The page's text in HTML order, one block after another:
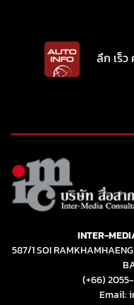
ลึก เร็
INTER-
587/1 SOI
(+66)
Email: